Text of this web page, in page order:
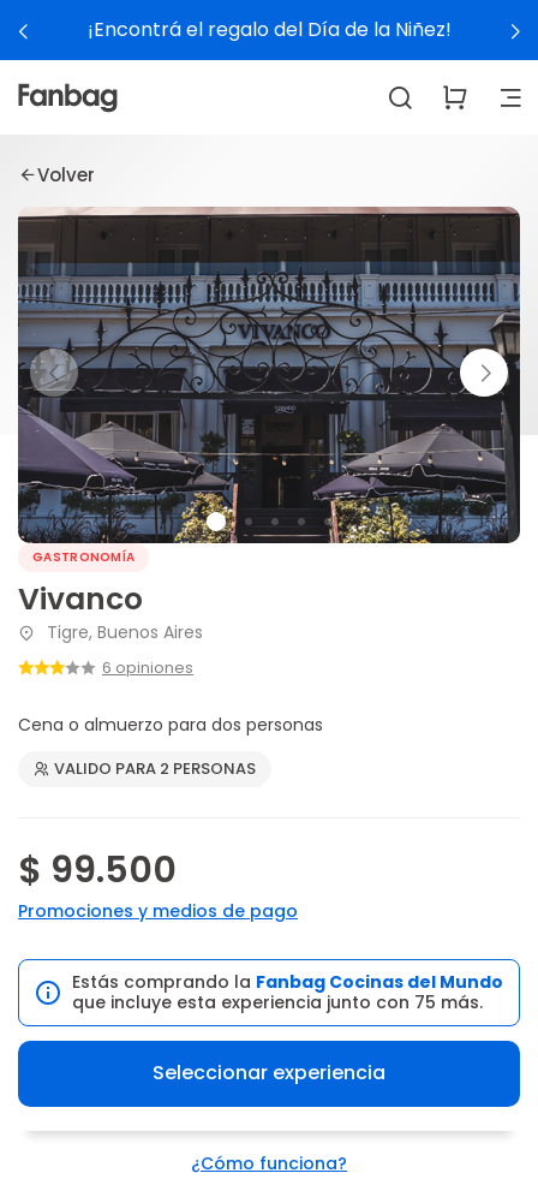
¡Encontrá el regalo del Día de la Niñez!
Volver
GASTRONOMÍA
Vivanco
Tigre, Buenos Aires
6 opiniones
Cena o almuerzo para dos personas
VALIDO PARA 2 PERSONAS
$ 99.500
Promociones y medios de pago
Estás comprando la Fanbag Cocinas del Mundo
que incluye esta experiencia junto con 75 más.
Seleccionar experiencia
¿Cómo funciona?